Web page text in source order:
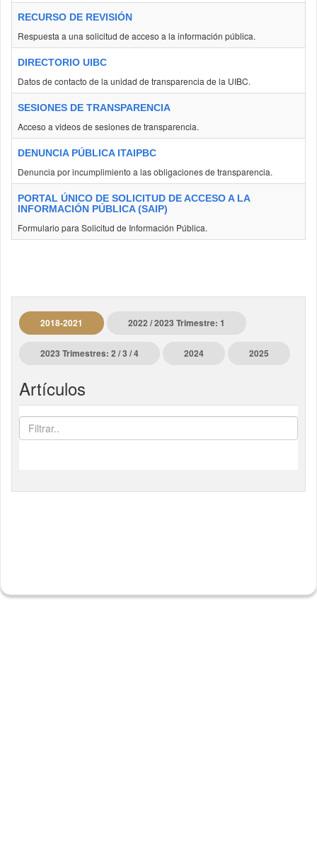
RECURSO DE REVISIÓN
Respuesta a una solicitud de acceso a la información pública.
DIRECTORIO UIBC
Datos de contacto de la unidad de transparencia de la UIBC.
SESIONES DE TRANSPARENCIA
Acceso a videos de sesiones de transparencia.
DENUNCIA PÚBLICA ITAIPBC
Denuncia por incumplimiento a las obligaciones de transparencia.
PORTAL ÚNICO DE SOLICITUD DE ACCESO A LA
INFORMACIÓN PÚBLICA (SAIP)
Formulario para Solicitud de Información Pública.
2018-2021 2022 / 2023 Trimestre: 1
2023 Trimestres: 2 / 3 / 4 2024 2025
Artículos